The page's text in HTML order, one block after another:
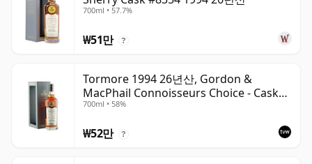
700ml • 57.7%
₩51만 ?
Tormore 1994 26년산, Gordon &
MacPhail Connoisseurs Choice - Cask
8355
700ml • 58%
₩52만 ?